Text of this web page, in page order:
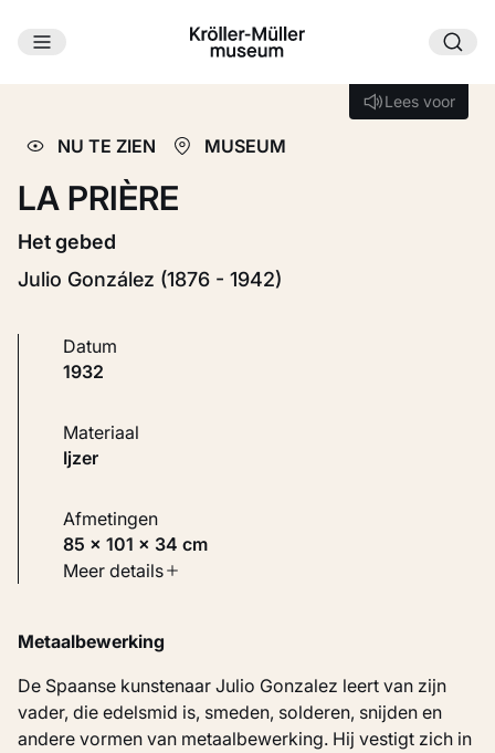
Ga naar hoofdinhoud
Lees voor
Lees voor
NU TE ZIEN MUSEUM
LA PRIÈRE
Het gebed
Julio González (1876 - 1942)
Datum
1932
Materiaal
Ijzer
Afmetingen
85 × 101 × 34 cm
Soort werk
Inventarisnummer
KM 124.195
Meer details
Metaalbewerking
De Spaanse kunstenaar Julio Gonzalez leert van zijn
vader, die edelsmid is, smeden, solderen, snijden en
andere vormen van metaalbewerking. Hij vestigt zich in